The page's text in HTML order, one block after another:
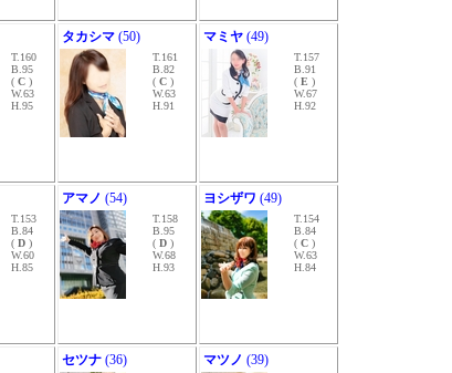
T.160
B.95
( C )
W.63
H.95
タカシマ (50)
T.161
B.82
( C )
W.63
H.91
マミヤ (49)
T.157
B.91
( E )
W.67
H.92
T.153
B.84
( D )
W.60
H.85
アマノ (54)
T.158
B.95
( D )
W.68
H.93
ヨシザワ (49)
T.154
B.84
( C )
W.63
H.84
セツナ (36) マツノ (39)